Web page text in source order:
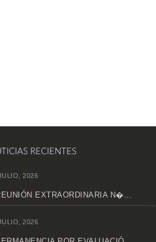
RECIENTES
2026
EXTRAORDINARIA N�...
2026